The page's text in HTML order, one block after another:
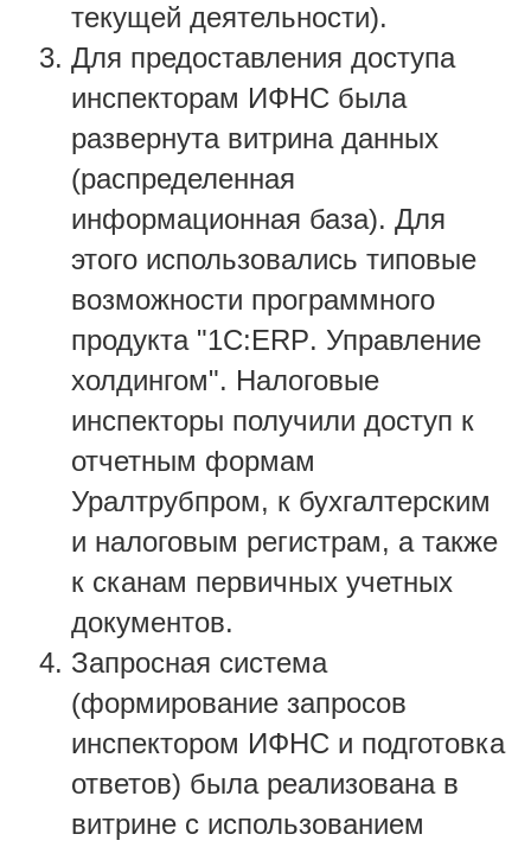
текущей деятельности).
Для предоставления доступа
инспекторам ИФНС была
развернута витрина данных
(распределенная
информационная база). Для
этого использовались типовые
возможности программного
продукта "1С:ERP. Управление
холдингом". Налоговые
инспекторы получили доступ к
отчетным формам
Уралтрубпром, к бухгалтерским
и налоговым регистрам, а также
к сканам первичных учетных
документов.
Запросная система
(формирование запросов
инспектором ИФНС и подготовка
ответов) была реализована в
витрине с использованием